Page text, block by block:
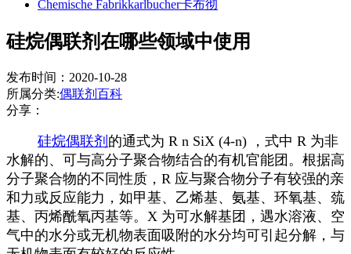
Chemische Fabrikkarlbucher卡布彻
硅烷偶联剂在哪些领域中使用
发布时间：2020-10-28
所属分类:偶联剂百科
分享：
硅烷偶联剂 的通式为 R n SiX (4-n) ，式中 R 为非
水解的、可与高分子聚合物结合的有机官能团。根据高
分子聚合物的不同性质，R 应与聚合物分子有较强的亲
和力或反应能力，如甲基、乙烯基、氨基、环氧基、巯
基、丙烯酰氧丙基等。X 为可水解基团，遇水溶液、空
气中的水分或无机物表面吸附的水分均可引起分解，与